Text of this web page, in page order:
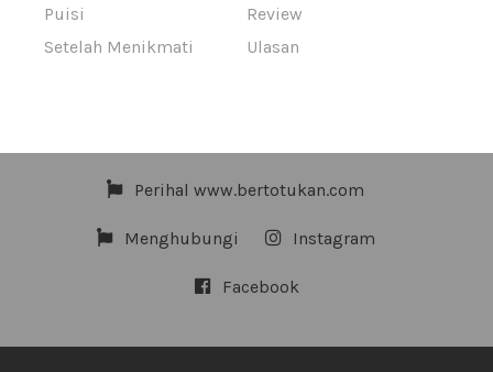
Puisi
Review
Setelah Menikmati
Ulasan
Perihal www.bertotukan.com
Menghubungi Instagram
Facebook